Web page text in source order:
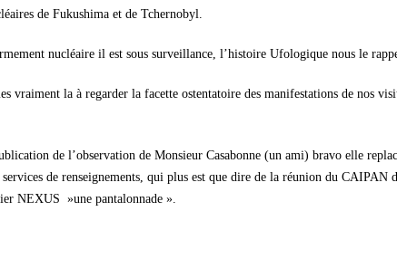
de Fukushima et de Tchernobyl.
nucléaire il est sous surveillance, l’histoire Ufologique nous le
vraiment la à regarder la facette ostentatoire des manifestations de nos
de l’observation de Monsieur Casabonne (un ami) bravo elle
qui plus est que dire de la réunion du CAIPAN de juillet 2014, comme le dit si bien Philippe SOLAL en
NEXUS »une pantalonnade ».